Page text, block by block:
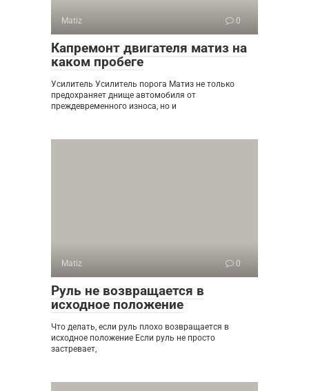
Matiz 0
Капремонт двигателя матиз на
каком пробеге
Усилитель Усилитель порога Матиз не только
предохраняет днище автомобиля от
преждевременного износа, но и
Matiz 0
Руль не возвращается в
исходное положение
Что делать, если руль плохо возвращается в
исходное положение Если руль не просто
застревает,